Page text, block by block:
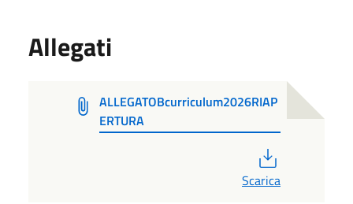
Allegati
ALLEGATOBcurriculum2026RIAP
ERTURA
Scarica